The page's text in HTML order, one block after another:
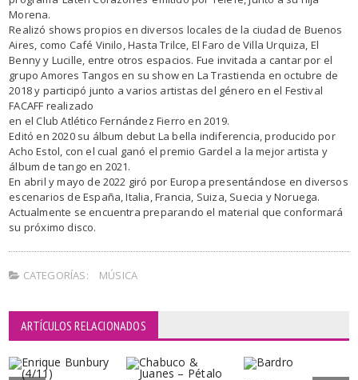
Morena.
Realizó shows propios en diversos locales de la ciudad de Buenos
Aires, como Café Vinilo, Hasta Trilce, El Faro de Villa Urquiza, El
Benny y Lucille, entre otros espacios. Fue invitada a cantar por el
grupo Amores Tangos en su show en La Trastienda en octubre de
2018 y participó junto a varios artistas del género en el Festival
FACAFF realizado
en el Club Atlético Fernández Fierro en 2019.
Editó en 2020 su álbum debut La bella indiferencia, producido por
Acho Estol, con el cual ganó el premio Gardel a la mejor artista y
álbum de tango en 2021.
En abril y mayo de 2022 giró por Europa presentándose en diversos
escenarios de España, Italia, Francia, Suiza, Suecia y Noruega.
Actualmente se encuentra preparando el material que conformará
su próximo disco.
CATEGORÍAS: MÚSICA
ARTÍCULOS RELACIONADOS